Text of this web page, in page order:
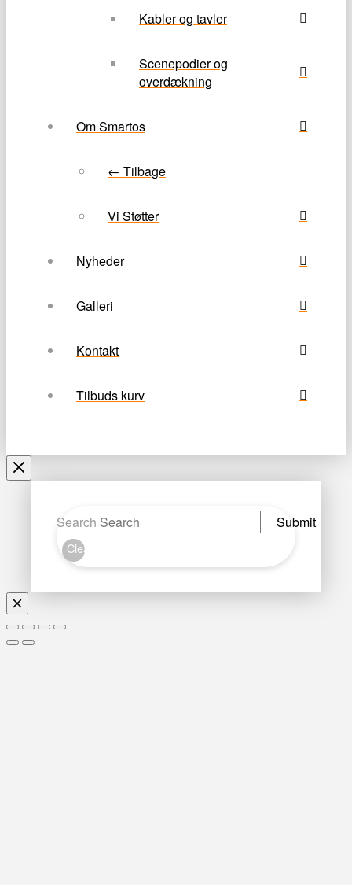
Kabler og tavler
Scenepodier og
overdækning
Om Smartos
← Tilbage
Vi Støtter
Nyheder
Galleri
Kontakt
Tilbuds kurv
Search Submit
Clear